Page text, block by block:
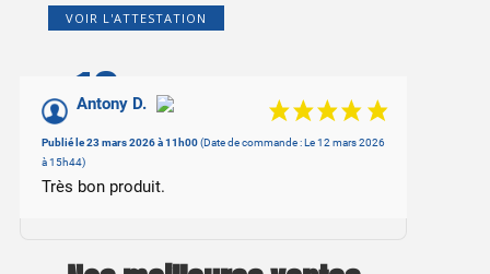
VOIR L'ATTESTATION
10/10
Basé sur 1 avis
Antony D.
Publié le 23 mars 2026 à 11h00(Date de commande : Le 12 mars 2026
à 15h44)
Très bon produit.